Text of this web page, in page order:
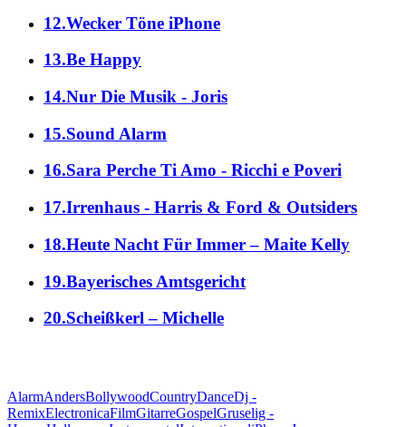
12.Wecker Töne iPhone
13.Be Happy
14.Nur Die Musik - Joris
15.Sound Alarm
16.Sara Perche Ti Amo - Ricchi e Poveri
17.Irrenhaus - Harris & Ford & Outsiders
18.Heute Nacht Für Immer – Maite Kelly
19.Bayerisches Amtsgericht
20.Scheißkerl – Michelle
AlarmAndersBollywoodCountryDanceDj -
RemixElectronicaFilmGitarreGospelGruselig -